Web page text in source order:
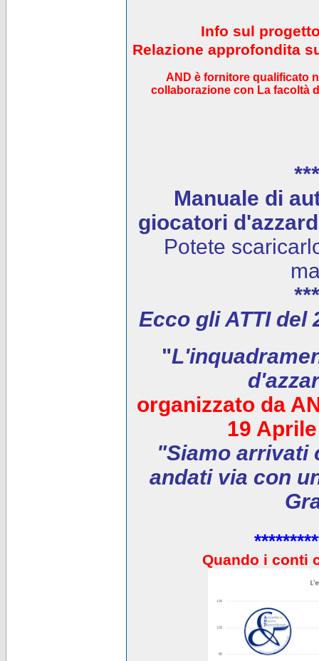
Info sul
Relazione approfondita
AND è fornitore qualificato
collaborazione con La facoltà
Manuale di
giocatori
Potete
Ecco gli ATTI del
"
organizzato da
19
"Siamo arrivati
andati via con
Quando i conti